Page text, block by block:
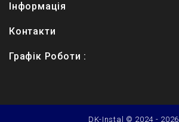
Інформація
Контакти
Графік Роботи :
DK-Instal © 2024 - 2026